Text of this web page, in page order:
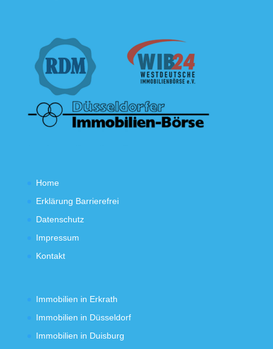
Home
Erklärung Barrierefrei
Datenschutz
Impressum
Kontakt
Immobilien in Erkrath
Immobilien in Düsseldorf
Immobilien in Duisburg